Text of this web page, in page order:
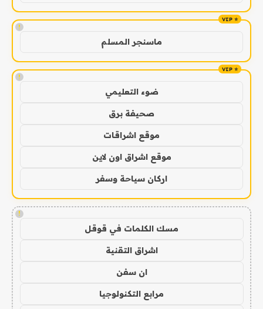
!
ماسنجر المسلم
!
ضوء التعليمي
صحيفة برق
موقع اشراقات
موقع اشراق اون لاين
اركان سياحة وسفر
!
مسك الكلمات في قوقل
اشراق التقنية
ان سفن
مرابع التكنولوجيا